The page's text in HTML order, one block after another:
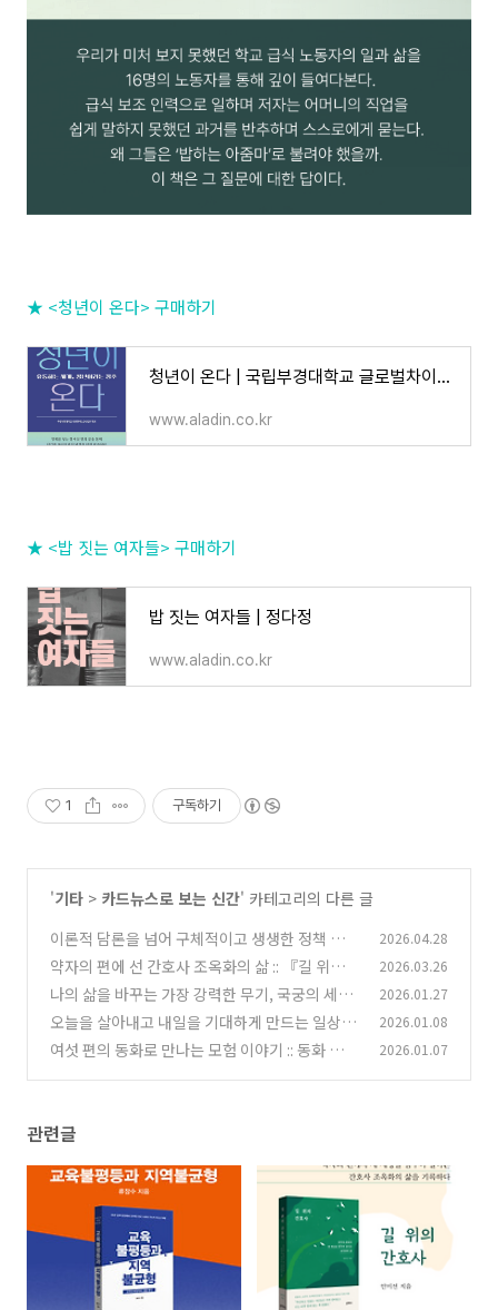
★ <청년이 온다> 구매하기
청년이 온다 | 국립부경대학교 글로벌차이나연구소 동아시아청년학 총서 1 | 김동규 외
www.aladin.co.kr
★ <밥 짓는 여자들> 구매하기
밥 짓는 여자들 | 정다정
www.aladin.co.kr
1 구독하기
'기타 > 카드뉴스로 보는 신간' 카테고리의 다른 글
이론적 담론을 넘어 구체적이고 생생한 정책 경험
의 기록 :: 『교육불평등과 지역 불균형』
(0)
2026.04.28
약자의 편에 선 간호사 조옥화의 삶 :: 『길 위의
간호사』 카드뉴스 (0)
2026.03.26
나의 삶을 바꾸는 가장 강력한 무기, 국궁의 세계
에 빠지다 :: 『살짜쿵 활쏘기』 카드뉴스 (1)
2026.01.27
오늘을 살아내고 내일을 기대하게 만드는 일상의
작은 순간 :: 조미형 소설집 『뿔피리』 카드뉴스
2026.01.08
여섯 편의 동화로 만나는 모험 이야기 :: 동화 『위
2026.01.07
관련글